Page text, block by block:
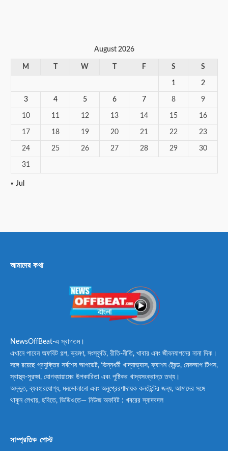
August 2026
M W F S S
1 2
3 4 5 6 7 8 9
10 11 12 13 14 15 16
17 18 19 20 21 22 23
24 25 26 27 28 29 30
31
« Jul
আমাদের কথা
NewsOffBeat-এ স্বাগতম।
এখানে পাবেন অফবিট গল্প, ভ্রমণ, সংস্কৃতি, রীতি-নীতি, খাবার এবং জীবনযাপনের নানা দিক।
সঙ্গে রয়েছে প্রযুক্তির সর্বশেষ আপডেট, ভিন্নধর্মী খাদ্যাভ্যাস, ফ্যাশন ট্রেন্ড, মেকআপ টিপস,
স্বাস্থ্য-সুরক্ষা, যোগব্যায়ামের উপকারিতা এবং পুষ্টিকর খাদ্যসংক্রান্ত তথ্য।
অদ্ভুত, ব্যবহারযোগ্য, মনভোলানো এবং অনুপ্রেরণাদায়ক কনটেন্টের জন্য, আমাদের সঙ্গে
থাকুন লেখায়, ছবিতে, ভিডিওতে— নিউজ অফবিট : খবরের স্বাদবদল
সাম্প্রতিক পোস্ট